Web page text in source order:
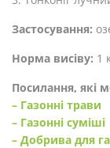
Застосування:
Норма висіву: 1
Посилання, які
– Газонні трави
– Газонні суміші
– Добрива для